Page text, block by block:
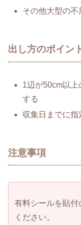
その他大型の不
出し方のポイン
1辺が50cm以
する
収集日までに指
注意事項
有料シールを貼付
ください。